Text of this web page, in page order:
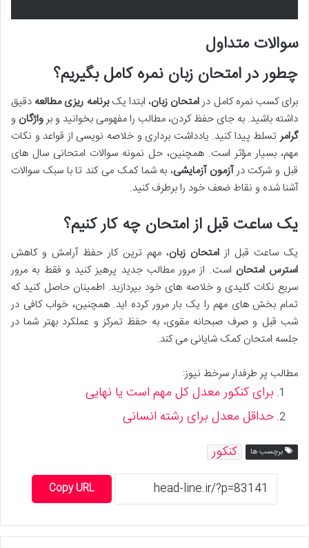
سوالات متداول
چطور در امتحان زبان نمره کامل بگیریم؟
برای کسب نمره کامل درامتحان زبان، ابتدا یکبرنامه ریزی مطالعه دقیق
داشته باشید. به جای حفظ کردن، مطالب را مفهومی بخوانید و برواژگان و
گرامرتسلط پیدا کنید. یادداشت برداری و خلاصه نویسی از قواعد و نکات
مهم، بسیار مؤثر است. همچنین، حل نمونه سوالات امتحانی سال های
قبل و شرکت درآزمون آزمایشی، به شما کمک می کند تا با سبک سوالات
آشنا شده و نقاط ضعف خود را برطرف کنید.
یک ساعت قبل از امتحان چه کار کنیم؟
یک ساعت قبل از امتحان زبان، مهم ترین کار حفظ آرامش و کاهش
استرس امتحان است. از مرور مطالب جدید پرهیز کنید و فقط به مرور
سریع نکات کلیدی و خلاصه های خود بپردازید. اطمینان حاصل کنید که
تمام بخش های مهم را یک بار مرور کرده اید. همچنین، خواب کافی در
شب قبل و صرف صبحانه مقوی، به حفظ تمرکز و عملکرد بهتر شما در
جلسه امتحان کمک شایانی می کند.
مطالب پر طرفدار سرخط نیوز:
برای کنکور معدل کل مهم است یا نهایی
حداقل معدل برای رشته انسانی
برچسب ها کنکور
Copy URL